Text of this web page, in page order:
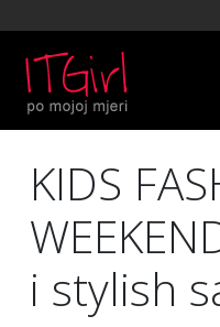
KIDS
i stylish